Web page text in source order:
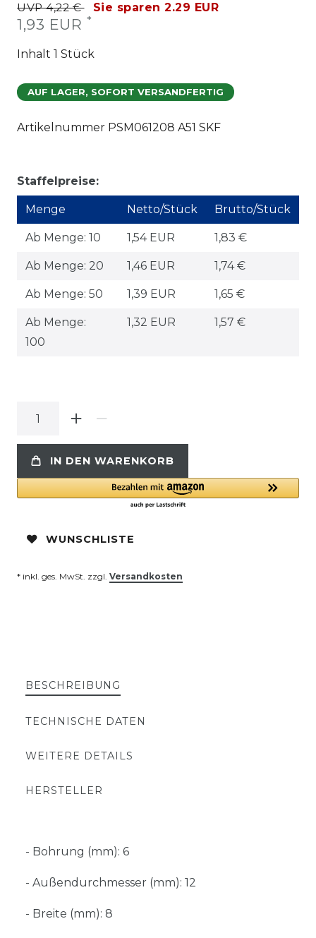
UVP 4,22 € Sie sparen 2.29 EUR
1,93 EUR *
Inhalt 1 Stück
AUF LAGER, SOFORT VERSANDFERTIG
Artikelnummer PSM061208 A51 SKF
Staffelpreise:
Menge Netto/Stück Brutto/Stück
Ab Menge: 10 1,54 EUR 1,83 €
Ab Menge: 20 1,46 EUR 1,74 €
Ab Menge: 50 1,39 EUR 1,65 €
Ab Menge:
100
1,32 EUR 1,57 €
IN DEN WARENKORB
WUNSCHLISTE
* inkl. ges. MwSt. zzgl. Versandkosten
BESCHREIBUNG
TECHNISCHE DATEN
WEITERE DETAILS
HERSTELLER
- Bohrung (mm): 6
- Außendurchmesser (mm): 12
- Breite (mm): 8